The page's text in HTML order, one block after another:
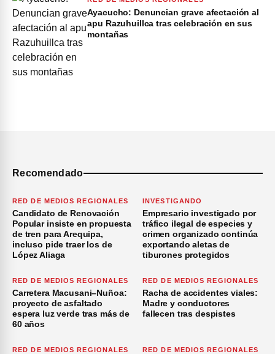
Ayacucho: Denuncian grave afectación al
apu Razuhuillca tras celebración en sus
montañas
Recomendado
RED DE MEDIOS REGIONALES
Candidato de Renovación
Popular insiste en propuesta
de tren para Arequipa,
incluso pide traer los de
López Aliaga
INVESTIGANDO
Empresario investigado por
tráfico ilegal de especies y
crimen organizado continúa
exportando aletas de
tiburones protegidos
RED DE MEDIOS REGIONALES
Carretera Macusani–Nuñoa:
proyecto de asfaltado
espera luz verde tras más de
60 años
RED DE MEDIOS REGIONALES
Racha de accidentes viales:
Madre y conductores
fallecen tras despistes
RED DE MEDIOS REGIONALES RED DE MEDIOS REGIONALES